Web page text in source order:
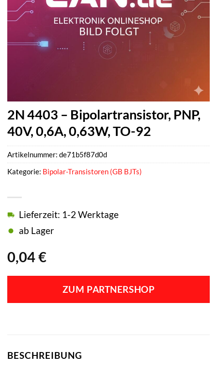
2N 4403 – Bipolartransistor, PNP,
40V, 0,6A, 0,63W, TO-92
0,04€
Lieferzeit: 1-2 Werktage
ab Lager
ZUM PARTNERSHOP
Artikelnummer: de71b5f87d0d
Kategorie: Bipolar-Transistoren (GB BJTs)
BESCHREIBUNG